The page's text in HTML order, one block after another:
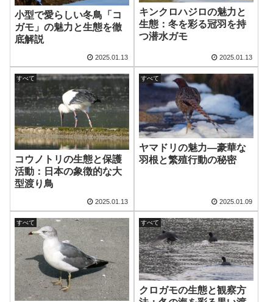
小型で愛らしい冬鳥「コ
ガモ」の魅力と生態を徹
底解説
2025.01.13
キンクロハジロの魅力と
生態：冬を彩る冠羽を持
つ潜水ガモ
2025.01.13
すべて
コウノトリの生態と保護
活動：日本の象徴的な大
型渡り鳥
2025.01.13
すべて
ヤマドリの魅力—豪華な
羽根と繁殖行動の秘密
2025.01.09
すべて すべて
クロガモの生態と観察方